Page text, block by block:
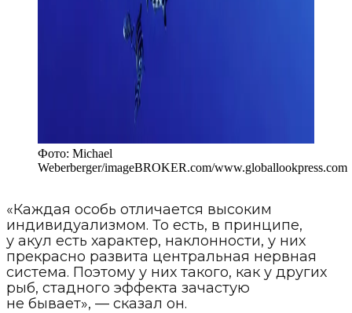
Фото: Michael
Weberberger/imageBROKER.com/www.globallookpress.com
«Каждая особь отличается высоким
индивидуализмом. То есть, в принципе,
у акул есть характер, наклонности, у них
прекрасно развита центральная нервная
система. Поэтому у них такого, как у других
рыб, стадного эффекта зачастую
не бывает», — сказал он.